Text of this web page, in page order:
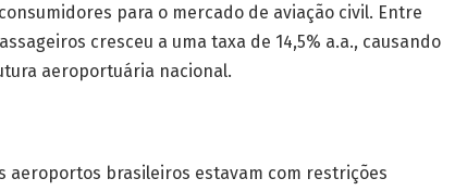
para o mercado de aviação civil. Entre
cresceu a uma taxa de 14,5% a.a., causando
aeroportuária nacional.
aeroportos brasileiros estavam com restrições